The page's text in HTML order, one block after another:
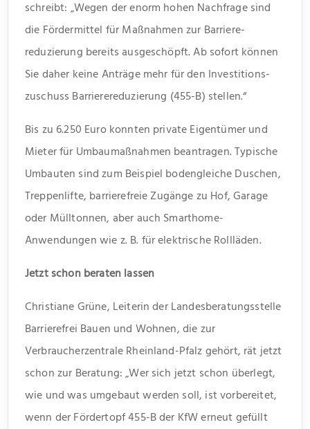
schreibt: „Wegen der enorm hohen Nachfrage sind
die Förder­mittel für Maß­nahmen zur Barriere­
reduzierung bereits ausgeschöpft. Ab sofort können
Sie daher keine Anträge mehr für den Investitions­
zuschuss Barriere­reduzierung (455-B) stellen.“
Bis zu 6.250 Euro konnten private Eigentümer und
Mieter für Umbaumaßnahmen beantragen. Typische
Umbauten sind zum Beispiel bodengleiche Duschen,
Treppenlifte, barrierefreie Zugänge zu Hof, Garage
oder Mülltonnen, aber auch Smarthome-
Anwendungen wie z. B. für elektrische Rollläden.
Jetzt schon beraten lassen
Christiane Grüne, Leiterin der Landesberatungsstelle
Barrierefrei Bauen und Wohnen, die zur
Verbraucherzentrale Rheinland-Pfalz gehört, rät jetzt
schon zur Beratung: „Wer sich jetzt schon überlegt,
wie und was umgebaut werden soll, ist vorbereitet,
wenn der Fördertopf 455-B der KfW erneut gefüllt